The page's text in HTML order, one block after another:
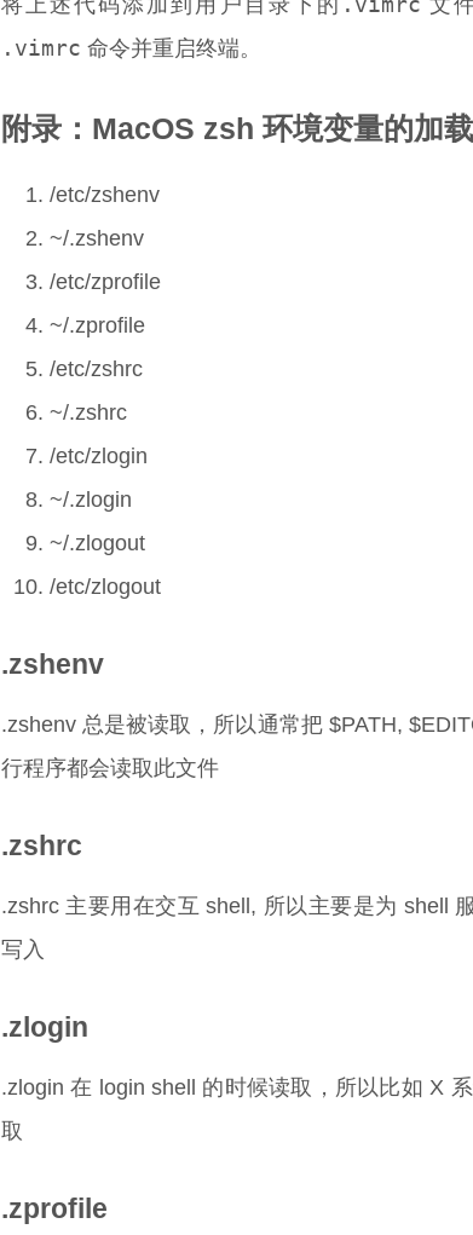
将上述代码添加到用户目录下的 文
.vimrc 命令并重启终端。
附录：MacOS zsh 环境变量的加
/etc/zshenv
~/.zshenv
/etc/zprofile
~/.zprofile
/etc/zshrc
~/.zshrc
/etc/zlogin
~/.zlogin
~/.zlogout
/etc/zlogout
.zshenv
.zshenv 总是被读取，所以通常把 $PATH,
行程序都会读取此文件
.zshrc
.zshrc 主要用在交互 shell, 所以主要是为 shell
写入
.zlogin
.zlogin 在 login shell 的时候读取，所以比如 X
取
.zprofile